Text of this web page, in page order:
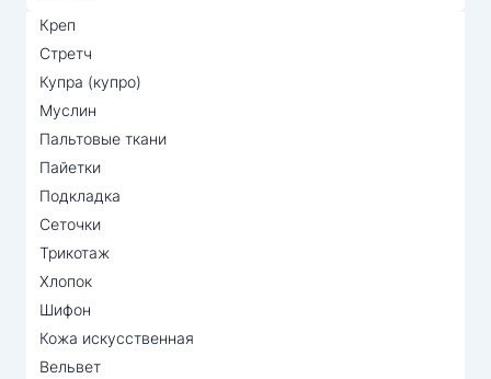
Креп
Стретч
Купра (купро)
Муслин
Пальтовые ткани
Пайетки
Подкладка
Сеточки
Трикотаж
Хлопок
Шифон
Кожа искусственная
Вельвет